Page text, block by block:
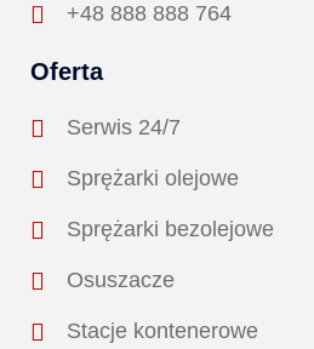
+48 888 888 764
Oferta
Serwis 24/7
Sprężarki olejowe
Sprężarki bezolejowe
Osuszacze
Stacje kontenerowe